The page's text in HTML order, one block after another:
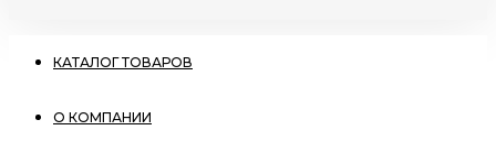
КАТАЛОГ ТОВАРОВ
О КОМПАНИИ